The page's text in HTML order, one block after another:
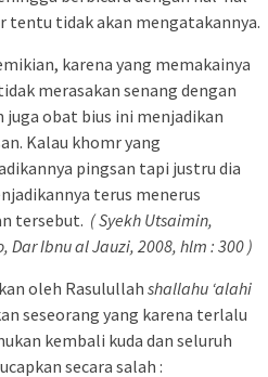
tentu tidak akan mengatakannya.
karena yang memakainya
merasakan senang dengan
obat bius ini menjadikan
Kalau khomr yang
pingsan tapi justru dia
terus menerus
tersebut. ( Syekh Utsaimin,
Dar Ibnu al Jauzi, 2008, hlm : 300 )
oleh Rasulullah shallahu ‘alahi
seseorang yang karena terlalu
kembali kuda dan seluruh
secara salah :